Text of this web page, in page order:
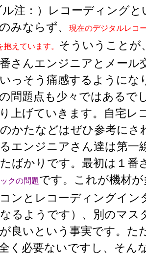
注：）レコーディング
みならず、
現在のデジタルレコ
えています。
そういうことが
さんエンジニアとメール
っそう痛感するようにな
問題点も少々ではあるで
上げていきます。自宅レ
かたなどはぜひ参考にさ
エンジニアさん達は第一
ばかりです。最初は１番
クの問題です。これが機材
ンとレコーディングイン
るようです）、別のマス
良いという事実です。た
く必要ないですし、そん